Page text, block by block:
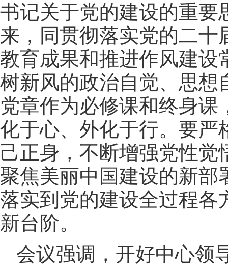
书记关于党的建设的重要
来，同贯彻落实党的二十
教育成果和推进作风建设
树新风的政治自觉、思想
党章作为必修课和终身
化于心、外化于行。要严
己正身，不断增强党性
聚焦美丽中国建设的新部
落实到党的建设全过程各
新台阶。
会议强调，开好中心领